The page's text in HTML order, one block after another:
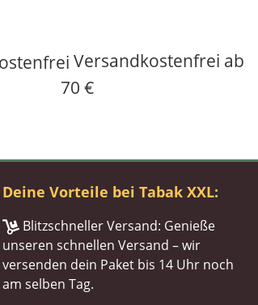
Versandkostenfrei ab
70 €
Deine Vorteile bei Tabak XXL:
Blitzschneller Versand: Genieße
unseren schnellen Versand – wir
versenden dein Paket bis 14 Uhr noch
am selben Tag.